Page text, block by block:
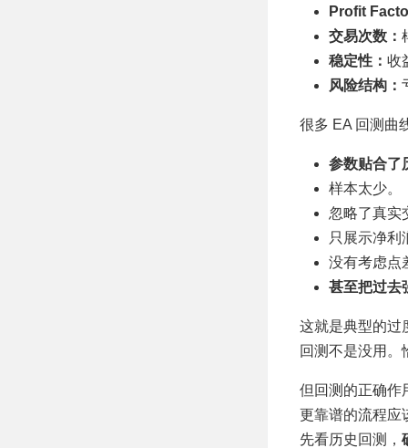
Profit
交易次数：
稳定性： 收
风险结构：
很多 EA 回测曲
参数贴合了
样本太少。
忽略了真实
只展示净利
没有考虑点
甚至把过去
这就是典型的过
回测不是没用。
但回测的正确作
更靠谱的流程应
先看历史回测，